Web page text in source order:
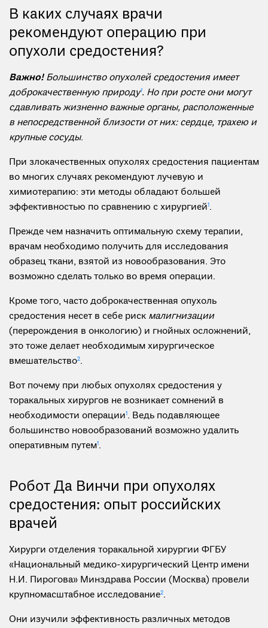
В каких случаях врачи
рекомендуют операцию при
опухоли средостения?
Важно!Большинство опухолей средостения имеет
доброкачественную природу1. Но при росте они могут
сдавливать жизненно важные органы, расположенные
в непосредственной близости от них: сердце, трахею и
крупные сосуды.
При злокачественных опухолях средостения пациентам
во многих случаях рекомендуют лучевую и
химиотерапию: эти методы обладают большей
эффективностью по сравнению с хирургией1.
Прежде чем назначить оптимальную схему терапии,
врачам необходимо получить для исследования
образец ткани, взятой из новообразования. Это
возможно сделать только во время операции.
Кроме того, часто доброкачественная опухоль
средостения несет в себе риск малигнизации
(перерождения в онкологию) и гнойных осложнений,
это тоже делает необходимым хирургическое
вмешательство2.
Вот почему при любых опухолях средостения у
торакальных хирургов не возникает сомнений в
необходимости операции1. Ведь подавляющее
большинство новообразований возможно удалить
оперативным путем1.
Робот Да Винчи при опухолях
средостения: опыт российских
врачей
Хирурги отделения торакальной хирургии ФГБУ
«Национальный медико-хирургический Центр имени
Н.И. Пирогова» Минздрава России (Москва) провели
крупномасштабное исследование2.
Они изучили эффективность различных методов